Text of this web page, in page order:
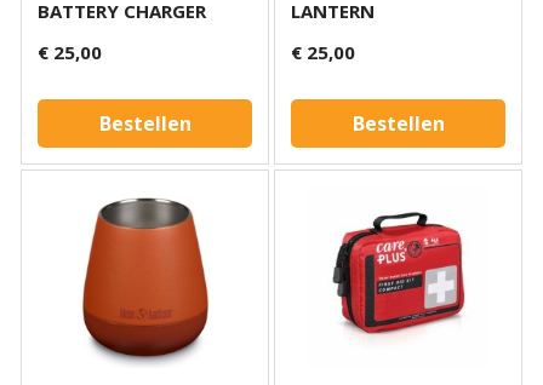
BATTERY CHARGER
€ 25,00
Bestellen
LANTERN
€ 25,00
Bestellen